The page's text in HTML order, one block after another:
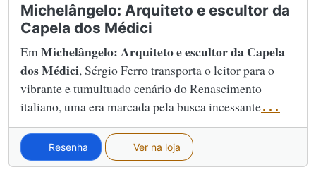
Michelângelo: Arquiteto e escultor da
Capela dos Médici
EmMichelângelo: Arquiteto e escultor da Capela
dos Médici, Sérgio Ferro transporta o leitor para o
vibrante e tumultuado cenário do Renascimento
italiano, uma era marcada pela busca incessante...
Resenha Ver na loja